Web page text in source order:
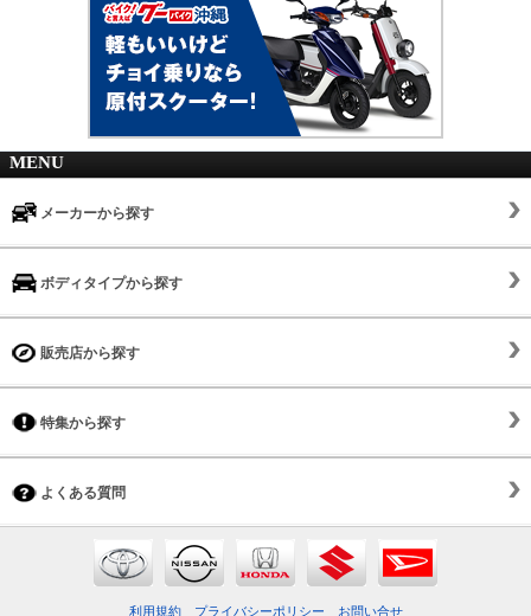
MENU
メーカーから探す
ボディタイプから探す
販売店から探す
特集から探す
よくある質問
利用規約 プライバシーポリシー お問い合せ